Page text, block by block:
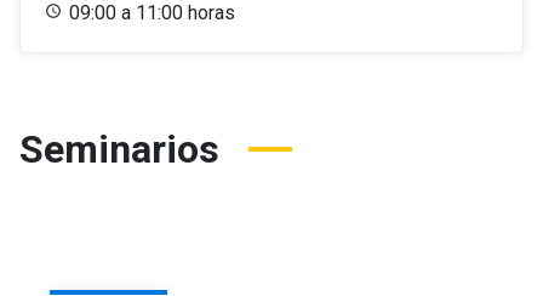
09:00 a 11:00 horas
Seminarios